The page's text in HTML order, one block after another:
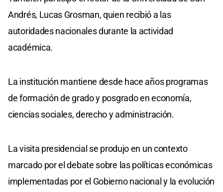
Andrés, Lucas Grosman, quien recibió a las
autoridades nacionales durante la actividad
académica.
La institución mantiene desde hace años programas
de formación de grado y posgrado en economía,
ciencias sociales, derecho y administración.
La visita presidencial se produjo en un contexto
marcado por el debate sobre las políticas económicas
implementadas por el Gobierno nacional y la evolución